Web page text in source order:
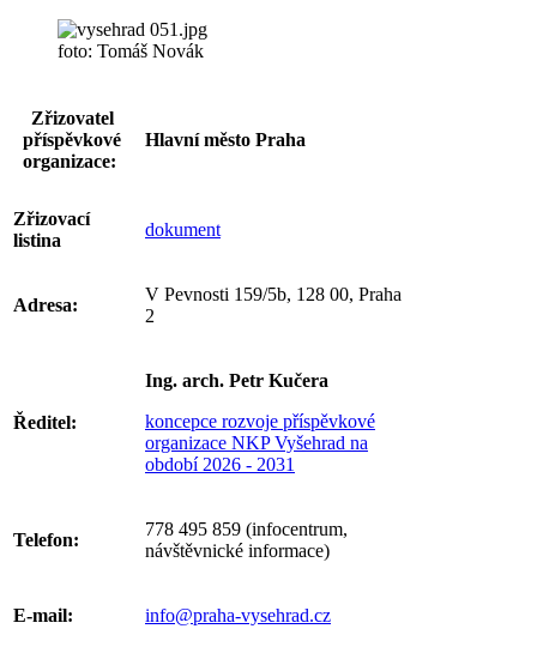
foto: Tomáš Novák
Zřizovatel
příspěvkové
organizace:
Hlavní město Praha
Zřizovací
listina
dokument
Adresa:
V Pevnosti 159/5b, 128 00, Praha
2
Ředitel:
Ing. arch. Petr Kučera
koncepce rozvoje příspěvkové
organizace NKP Vyšehrad na
období 2026 - 2031
Telefon:
778 495 859 (infocentrum,
návštěvnické informace)
E-mail: info@praha-vysehrad.cz